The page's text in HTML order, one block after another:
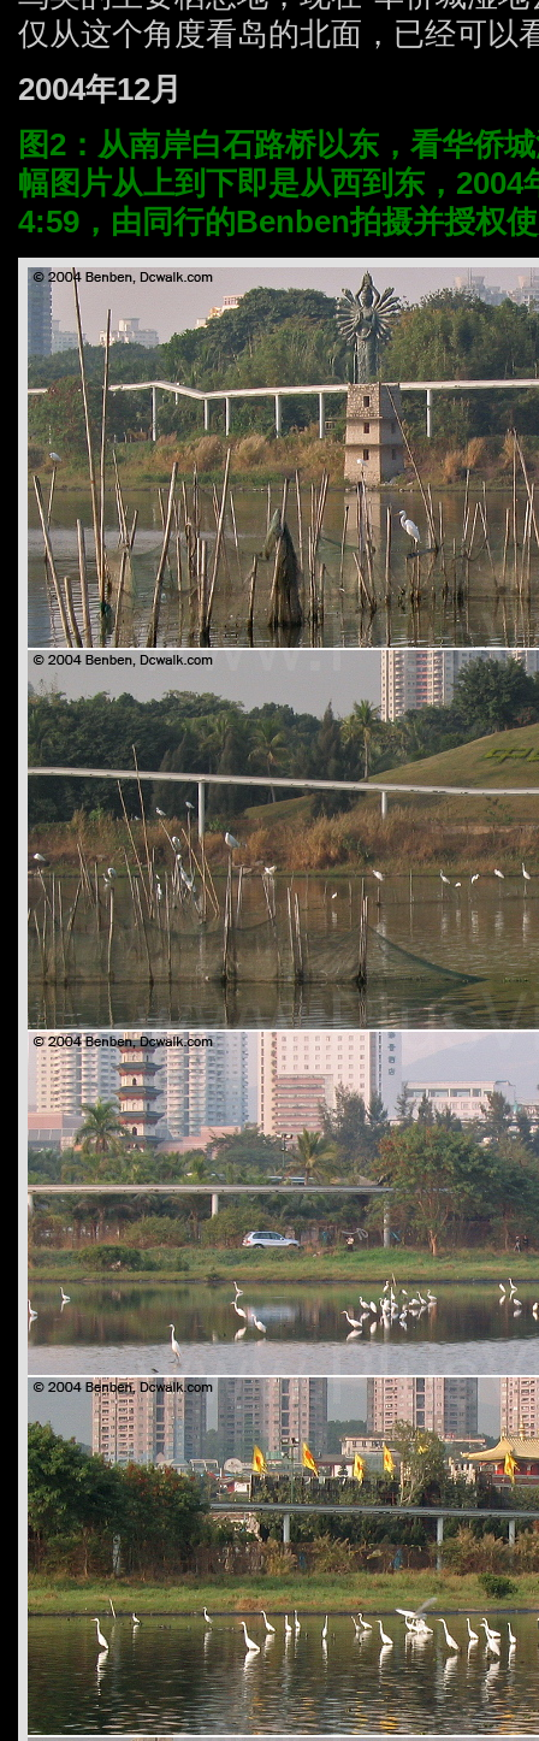
仅从这个角度看岛的北面，已经可以
2004年12月
图2：从南岸白石路桥以东，看华侨
幅图片从上到下即是从西到东，2004
4:59，由同行的Benben拍摄并授权